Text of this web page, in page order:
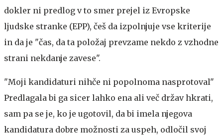
dokler ni predlog v to smer prejel iz Evropske
ljudske stranke (EPP), češ da izpolnjuje vse kriterije
in da je "čas, da ta položaj prevzame nekdo z vzhodne
strani nekdanje zavese".
"Moji kandidaturi nihče ni popolnoma nasprotoval"
Predlagala bi ga sicer lahko ena ali več držav hkrati,
sam pa se je, ko je ugotovil, da bi imela njegova
kandidatura dobre možnosti za uspeh, odločil svoj